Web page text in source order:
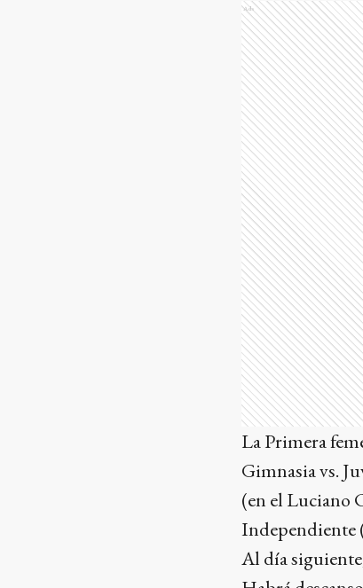
Ads
La Primera
Gimnasia vs.
(en el Luciano
Independiente
Al día